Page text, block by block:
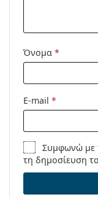
Όνομα *
E-mail *
Συμφωνώ με
τη δημοσίευση